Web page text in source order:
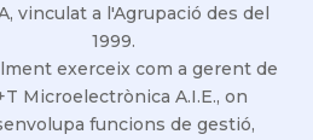
vinculat a l'Agrupació des del
1999.
exerceix com a gerent de
Microelectrònica A.I.E., on
funcions de gestió,